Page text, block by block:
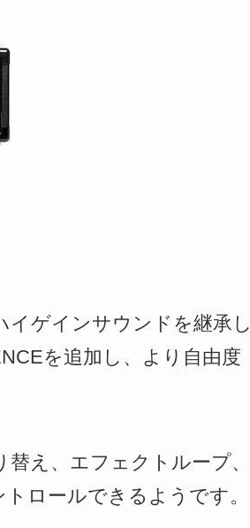
イゲインサウンドを継承し
を追加し、より自由度
え、エフェクトループ、
ロールできるようです。